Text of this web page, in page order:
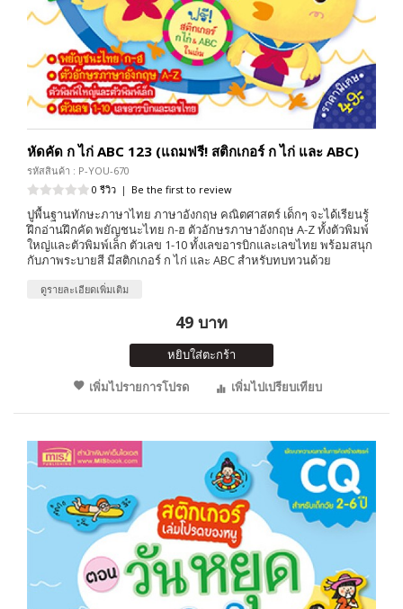
หัดคัด ก ไก่ ABC 123 (แถมฟรี! สติกเกอร์ ก ไก่ และ ABC)
รหัสสินค้า : P-YOU-670
0 รีวิว | Be the first to review
ปูพื้นฐานทักษะภาษาไทย ภาษาอังกฤษ คณิตศาสตร์ เด็กๆ จะได้เรียนรู้
ฝึกอ่านฝึกคัด พยัญชนะไทย ก-ฮ ตัวอักษรภาษาอังกฤษ A-Z ทั้งตัวพิมพ์
ใหญ่และตัวพิมพ์เล็ก ตัวเลข 1-10 ทั้งเลขอารบิกและเลขไทย พร้อมสนุก
กับภาพระบายสี มีสติกเกอร์ ก ไก่ และ ABC สำหรับทบทวนด้วย
ดูรายละเอียดเพิ่มเติม
49 บาท
หยิบใส่ตะกร้า
เพิ่มไปรายการโปรด
เพิ่มไปเปรียบเทียบ